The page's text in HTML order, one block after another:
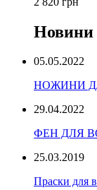
Новини
05.05.2022
НОЖИНИ
29.04.2022
ФЕН ДЛЯ
25.03.2019
Праски для